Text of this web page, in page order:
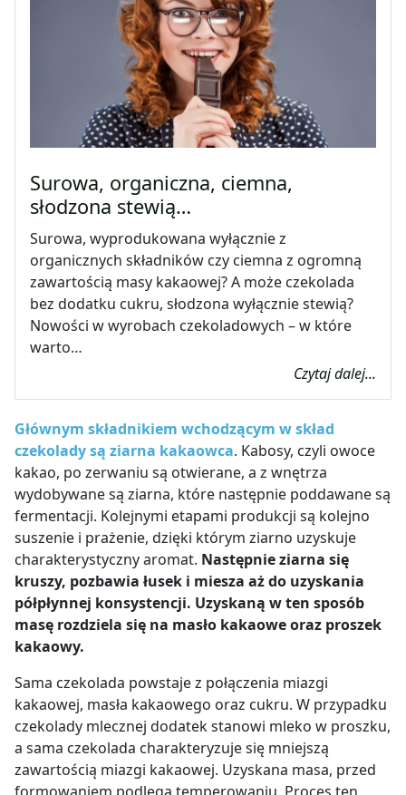
Surowa, organiczna, ciemna,
słodzona stewią…
Surowa, wyprodukowana wyłącznie z
organicznych składników czy ciemna z ogromną
zawartością masy kakaowej? A może czekolada
bez dodatku cukru, słodzona wyłącznie stewią?
Nowości w wyrobach czekoladowych – w które
warto…
Czytaj dalej...
Głównym składnikiem wchodzącym w skład
czekolady są ziarna kakaowca. Kabosy, czyli owoce
kakao, po zerwaniu są otwierane, a z wnętrza
wydobywane są ziarna, które następnie poddawane są
fermentacji. Kolejnymi etapami produkcji są kolejno
suszenie i prażenie, dzięki którym ziarno uzyskuje
charakterystyczny aromat. Następnie ziarna się
kruszy, pozbawia łusek i miesza aż do uzyskania
półpłynnej konsystencji. Uzyskaną w ten sposób
masę rozdziela się na masło kakaowe oraz proszek
kakaowy.
Sama czekolada powstaje z połączenia miazgi
kakaowej, masła kakaowego oraz cukru. W przypadku
czekolady mlecznej dodatek stanowi mleko w proszku,
a sama czekolada charakteryzuje się mniejszą
zawartością miazgi kakaowej. Uzyskana masa, przed